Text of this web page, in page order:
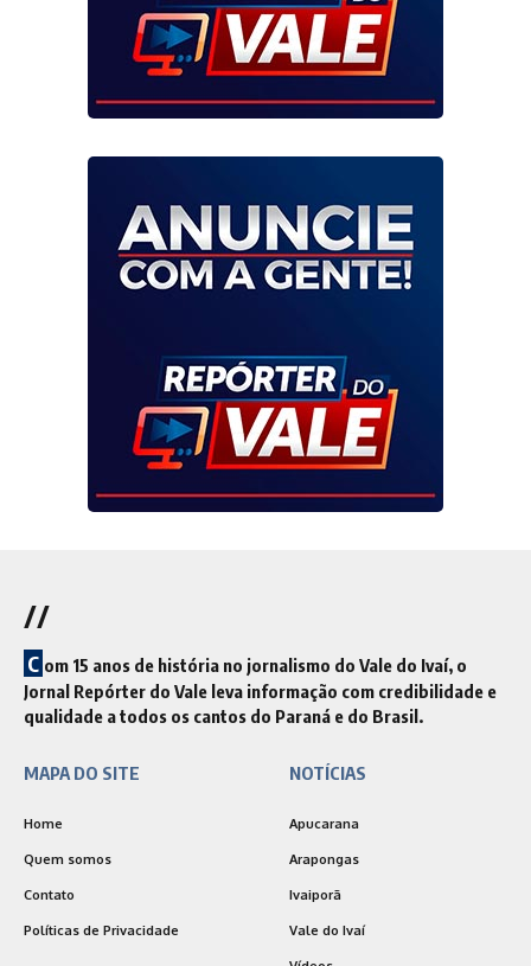
//
C om 15 anos de história no jornalismo do Vale do Ivaí, o
Jornal Repórter do Vale leva informação com credibilidade e
qualidade a todos os cantos do Paraná e do Brasil.
MAPA DO SITE
Home
Quem somos
Contato
Políticas de Privacidade
NOTÍCIAS
Apucarana
Arapongas
Ivaiporã
Vale do Ivaí